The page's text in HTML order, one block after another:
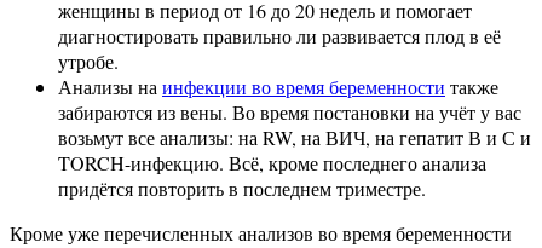
женщины в период от 16 до 20 недель и помогает
диагностировать правильно ли развивается плод в её
утробе.
Анализы на инфекции во время беременности также
забираются из вены. Во время постановки на учёт у вас
возьмут все анализы: на RW, на ВИЧ, на гепатит В и С и
TORCH-инфекцию. Всё, кроме последнего анализа
придётся повторить в последнем триместре.
Кроме уже перечисленных анализов во время беременности